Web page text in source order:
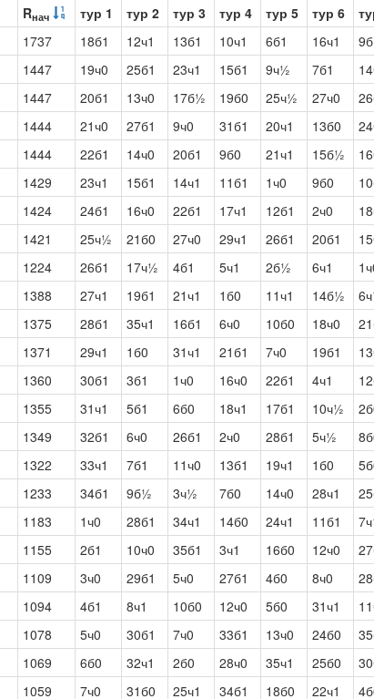
Rнач тур 1 тур 2 тур 3 тур 4 тур 5 тур 6
1737 18б1 12ч1 13б1 10ч1 6б1 16ч1
1447 19ч0 25б1 23ч1 15б1 9ч½ 7б1
1447 20б1 13ч0 17б½ 19б0 25ч½ 27ч0
1444 21ч0 27б1 9ч0 31б1 20ч1 13б0
1444 22б1 14ч0 20б1 9б0 21ч1 15б½
1429 23ч1 15б1 14ч1 11б1 1ч0 9б0
1424 24б1 16ч0 22б1 17ч1 12б1 2ч0
1421 25ч½ 21б0 27ч0 29ч1 26б1 20б1
1224 26б1 17ч½ 4б1 5ч1 2б½ 6ч1
1388 27ч1 19б1 21ч1 1б0 11ч1 14б½
1375 28б1 35ч1 16б1 6ч0 10б0 18ч0
1371 29ч1 1б0 31ч1 21б1 7ч0 19б1
1360 30б1 3б1 1ч0 16ч0 22б1 4ч1
1355 31ч1 5б1 6б0 18ч1 17б1 10ч½
1349 32б1 6ч0 26б1 2ч0 28б1 5ч½
1322 33ч1 7б1 11ч0 13б1 19ч1 1б0
1233 34б1 9б½ 3ч½ 7б0 14ч0 28ч1
1183 1ч0 28б1 34ч1 14б0 24ч1 11б1
1155 2б1 10ч0 35б1 3ч1 16б0 12ч0
1109 3ч0 29б1 5ч0 27б1 4б0 8ч0
1094 4б1 8ч1 10б0 12ч0 5б0 31ч1
1078 5ч0 30б1 7ч0 33б1 13ч0 24б0
1069 6б0 32ч1 2б0 28ч0 35ч1 25б0
1059 7ч0 31б0 25ч1 34б1 18б0 22ч1